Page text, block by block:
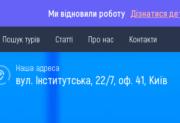
Ми відновили роботу Дізнатися
Пошук турів Статті Про нас Контакти
Наша адреса
вул. Інститутська, 22/7, оф. 41, Київ